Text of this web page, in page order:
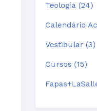
Teologia (24)
Calendário
Vestibular (3)
Cursos (15)